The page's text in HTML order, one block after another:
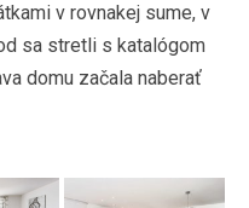
v rovnakej sume, v
sa stretli s katalógom
domu začala naberať